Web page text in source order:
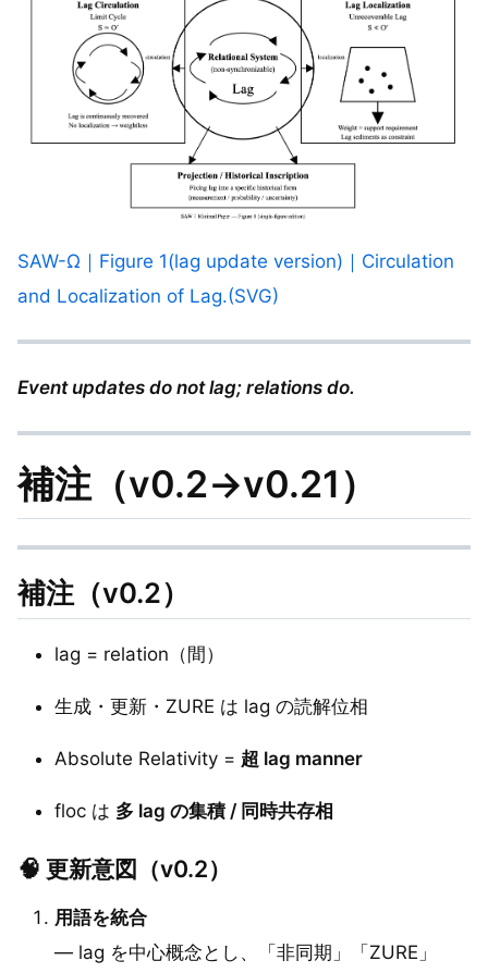
SAW-Ω｜Figure 1(lag update version)｜Circulation
and Localization of Lag.(SVG)
Event updates do not lag; relations do.
補注（v0.2→v0.21）
補注（v0.2）
lag = relation（間）
生成・更新・ZURE は lag の読解位相
Absolute Relativity = 超 lag manner
floc は 多 lag の集積 / 同時共存相
🧠 更新意図（v0.2）
用語を統合
— lag を中心概念とし、「非同期」「ZURE」